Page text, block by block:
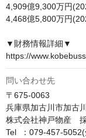
4,909億9,300万円
4,468億5,800万円
▼財務情報詳細▼
https://
問い合わせ先
〒675-0063
兵庫県加古川市加古
株式会社神戸物産　
Tel  ：079-457-